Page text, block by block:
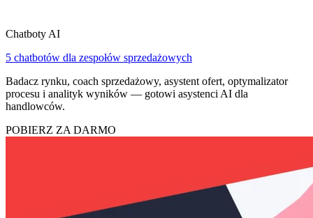
Chatboty AI
5 chatbotów dla zespołów sprzedażowych
Badacz rynku, coach sprzedażowy, asystent ofert, optymalizator
procesu i analityk wyników — gotowi asystenci AI dla
handlowców.
POBIERZ ZA DARMO